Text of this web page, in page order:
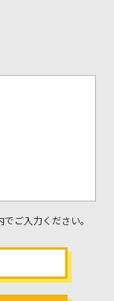
ご入力ください。